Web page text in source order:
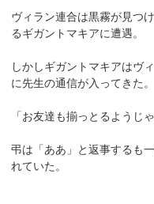
ヴィラン連合は黒霧が見つ
るギガントマキアに遭遇。
しかしギガントマキアはヴ
に先生の通信が入ってきた。
「お友達も揃っとるようじ
弔は「ああ」と返事するも
れていた。